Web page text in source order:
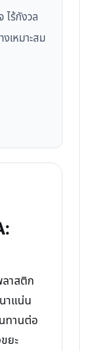
ไร้กังวล
เหมาะสม
าสติก
าแน่น
ทานต่อ
ยะ